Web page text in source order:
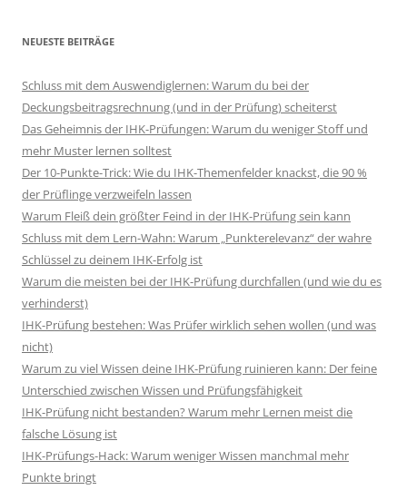
NEUESTE BEITRÄGE
Schluss mit dem Auswendiglernen: Warum du bei der
Deckungsbeitragsrechnung (und in der Prüfung) scheiterst
Das Geheimnis der IHK-Prüfungen: Warum du weniger Stoff und
mehr Muster lernen solltest
Der 10-Punkte-Trick: Wie du IHK-Themenfelder knackst, die 90 %
der Prüflinge verzweifeln lassen
Warum Fleiß dein größter Feind in der IHK-Prüfung sein kann
Schluss mit dem Lern-Wahn: Warum „Punkterelevanz“ der wahre
Schlüssel zu deinem IHK-Erfolg ist
Warum die meisten bei der IHK-Prüfung durchfallen (und wie du es
verhinderst)
IHK-Prüfung bestehen: Was Prüfer wirklich sehen wollen (und was
nicht)
Warum zu viel Wissen deine IHK-Prüfung ruinieren kann: Der feine
Unterschied zwischen Wissen und Prüfungsfähigkeit
IHK-Prüfung nicht bestanden? Warum mehr Lernen meist die
falsche Lösung ist
IHK-Prüfungs-Hack: Warum weniger Wissen manchmal mehr
Punkte bringt